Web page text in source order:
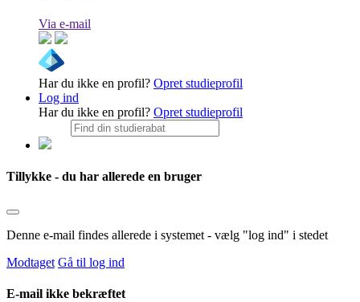
Via e-mail
Har du ikke en profil? Opret studieprofil
Log ind
Har du ikke en profil? Opret studieprofil
Tillykke - du har allerede en bruger
Denne e-mail findes allerede i systemet - vælg "log ind" i stedet
Modtaget Gå til log ind
E-mail ikke bekræftet